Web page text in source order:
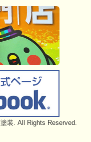
装. All Rights Reserved.